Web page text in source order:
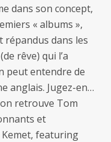
dans son concept,
« albums »,
répandus dans les
rêve) qui l’a
peut entendre de
anglais. Jugez-en…
retrouve Tom
et
featuring